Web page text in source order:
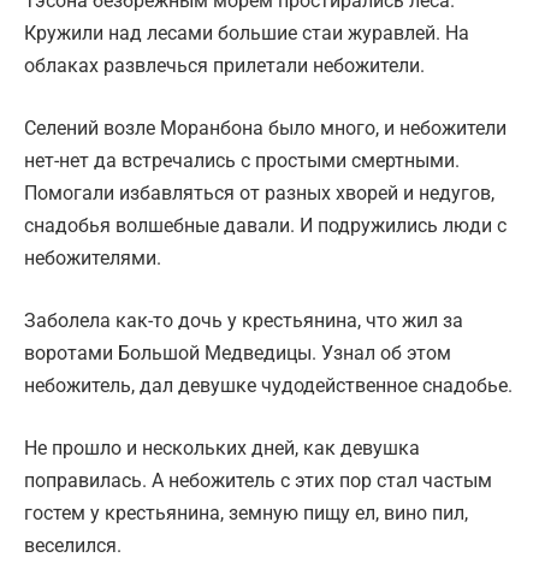
Кружили над лесами большие стаи журавлей. На
облаках развлечься прилетали небожители.
Селений возле Моранбона было много, и небожители
нет-нет да встречались с простыми смертными.
Помогали избавляться от разных хворей и недугов,
снадобья волшебные давали. И подружились люди с
небожителями.
Заболела как-то дочь у крестьянина, что жил за
воротами Большой Медведицы. Узнал об этом
небожитель, дал девушке чудодейственное снадобье.
Не прошло и нескольких дней, как девушка
поправилась. А небожитель с этих пор стал частым
гостем у крестьянина, земную пищу ел, вино пил,
веселился.